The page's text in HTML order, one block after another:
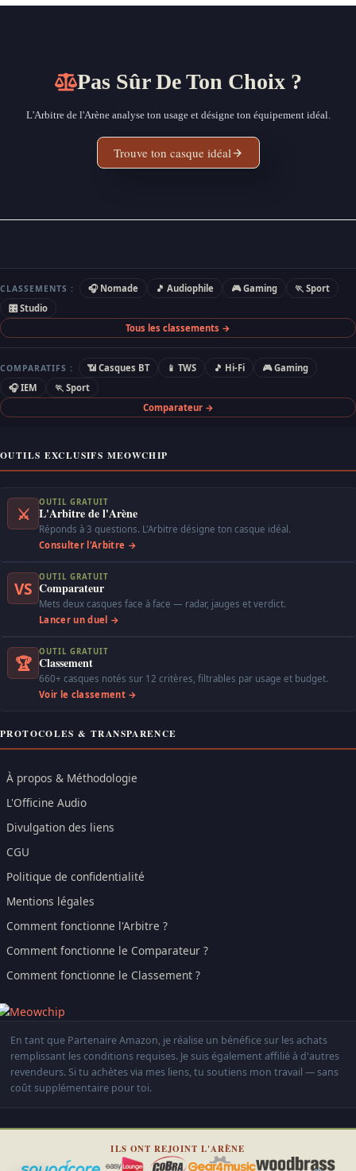
Pas Sûr De Ton Choix ?
L'Arbitre de l'Arène analyse ton usage et désigne ton équipement idéal.
Trouve ton casque idéal
CLASSEMENTS : 🎧 Nomade 🎵 Audiophile 🎮 Gaming
🏃 Sport
🎛 Studio
Tous les classements →
COMPARATIFS : 📶 Casques BT 📱 TWS 🎵 Hi-Fi
🎮 Gaming
🎧 IEM
🏃 Sport
Comparateur →
OUTILS EXCLUSIFS MEOWCHIP
⚔
OUTIL GRATUIT
L'Arbitre de l'Arène
Réponds à 3 questions. L'Arbitre désigne ton casque idéal.
Consulter l'Arbitre →
VS
OUTIL GRATUIT
Comparateur
Mets deux casques face à face — radar, jauges et verdict.
Lancer un duel →
🏆
OUTIL GRATUIT
Classement
660+ casques notés sur 12 critères, filtrables par usage et budget.
Voir le classement →
PROTOCOLES & TRANSPARENCE
À propos & Méthodologie
L'Officine Audio
Divulgation des liens
CGU
Politique de confidentialité
Mentions légales
Comment fonctionne l'Arbitre ?
Comment fonctionne le Comparateur ?
Comment fonctionne le Classement ?
En tant que Partenaire Amazon, je réalise un bénéfice sur les achats
remplissant les conditions requises. Je suis également affilié à d'autres
revendeurs. Si tu achètes via mes liens, tu soutiens mon travail — sans
coût supplémentaire pour toi.
ILS ONT REJOINT L'ARÈNE